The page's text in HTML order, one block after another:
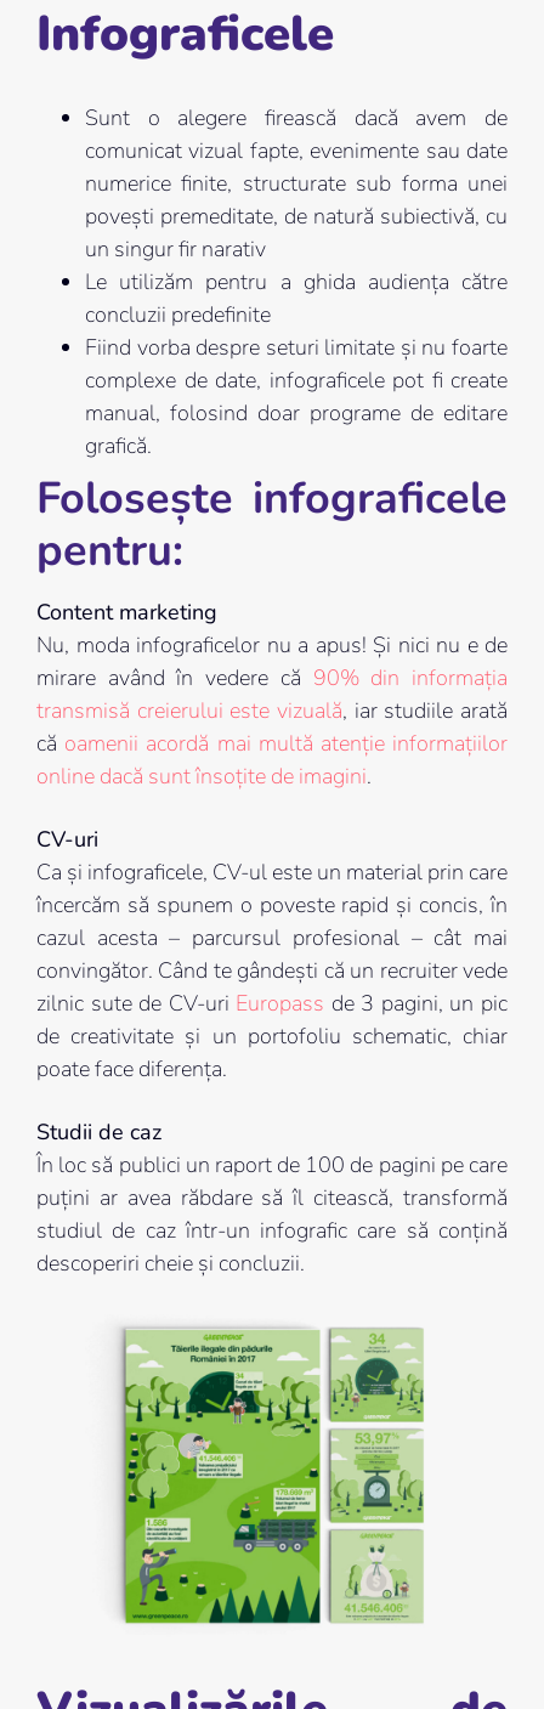
Infograficele
Sunt o alegere firească dacă avem de
comunicat vizual fapte, evenimente sau date
numerice finite, structurate sub forma unei
povești premeditate, de natură subiectivă, cu
un singur fir narativ
Le utilizăm pentru a ghida audiența către
concluzii predefinite
Fiind vorba despre seturi limitate și nu foarte
complexe de date, infograficele pot fi create
manual, folosind doar programe de editare
grafică.
Folosește infograficele
pentru:
Content marketing
Nu, moda infograficelor nu a apus! Și nici nu e de
mirare având în vedere că 90% din informația
transmisă creierului este vizuală, iar studiile arată
că oamenii acordă mai multă atenție informațiilor
online dacă sunt însoțite de imagini.
CV-uri
Ca și infograficele, CV-ul este un material prin care
încercăm să spunem o poveste rapid și concis, în
cazul acesta – parcursul profesional – cât mai
convingător. Când te gândești că un recruiter vede
zilnic sute de CV-uri Europass de 3 pagini, un pic
de creativitate și un portofoliu schematic, chiar
poate face diferența.
Studii de caz
În loc să publici un raport de 100 de pagini pe care
puțini ar avea răbdare să îl citească, transformă
studiul de caz într-un infografic care să conțină
descoperiri cheie și concluzii.